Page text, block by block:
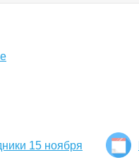
15 ноября